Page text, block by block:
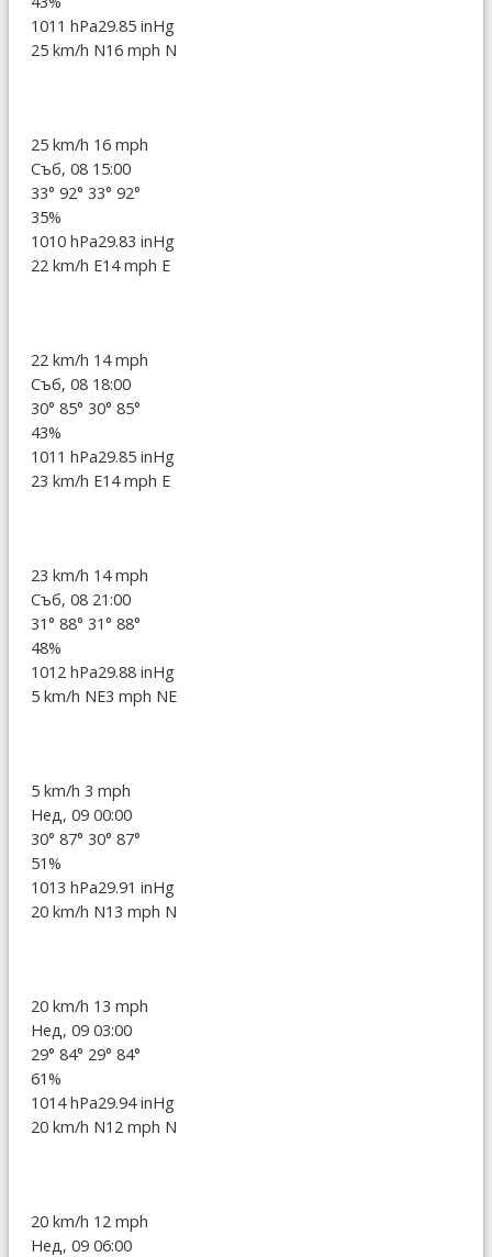
1011 hPa29.85 inHg
25 km/h N16 mph N
25 km/h 16 mph
Съб, 08 15:00
33° 92° 33° 92°
35%
1010 hPa29.83 inHg
22 km/h E14 mph E
22 km/h 14 mph
Съб, 08 18:00
30° 85° 30° 85°
43%
1011 hPa29.85 inHg
23 km/h E14 mph E
23 km/h 14 mph
Съб, 08 21:00
31° 88° 31° 88°
48%
1012 hPa29.88 inHg
5 km/h NE3 mph NE
5 km/h 3 mph
Нед, 09 00:00
30° 87° 30° 87°
51%
1013 hPa29.91 inHg
20 km/h N13 mph N
20 km/h 13 mph
Нед, 09 03:00
29° 84° 29° 84°
61%
1014 hPa29.94 inHg
20 km/h N12 mph N
20 km/h 12 mph
Нед, 09 06:00